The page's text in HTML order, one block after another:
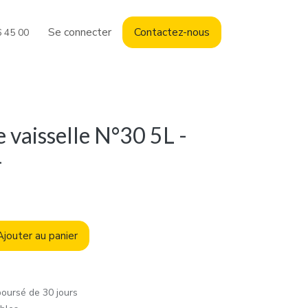
45 00 Se connecter Contactez-nous
vaisselle N°30 5L -
au panier
de 30 jours